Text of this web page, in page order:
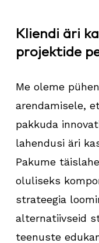
Kliendi äri
projektide
Me oleme
arendamisele,
pakkuda
lahendusi äri
Pakume
oluliseks
strateegia
alternatiivseid
teenuste